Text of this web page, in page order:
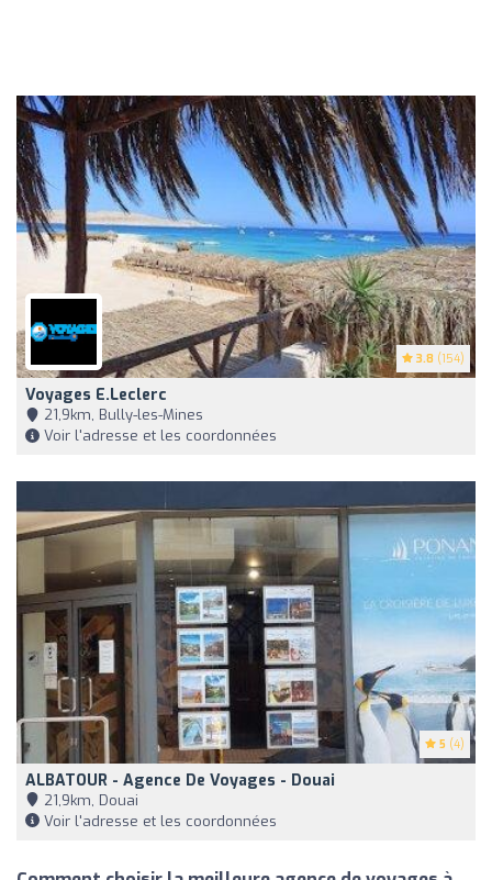
3.8 (154)
Voyages E.Leclerc
21,9km, Bully-les-Mines
Voir l'adresse et les coordonnées
5 (4)
ALBATOUR - Agence De Voyages - Douai
21,9km, Douai
Voir l'adresse et les coordonnées